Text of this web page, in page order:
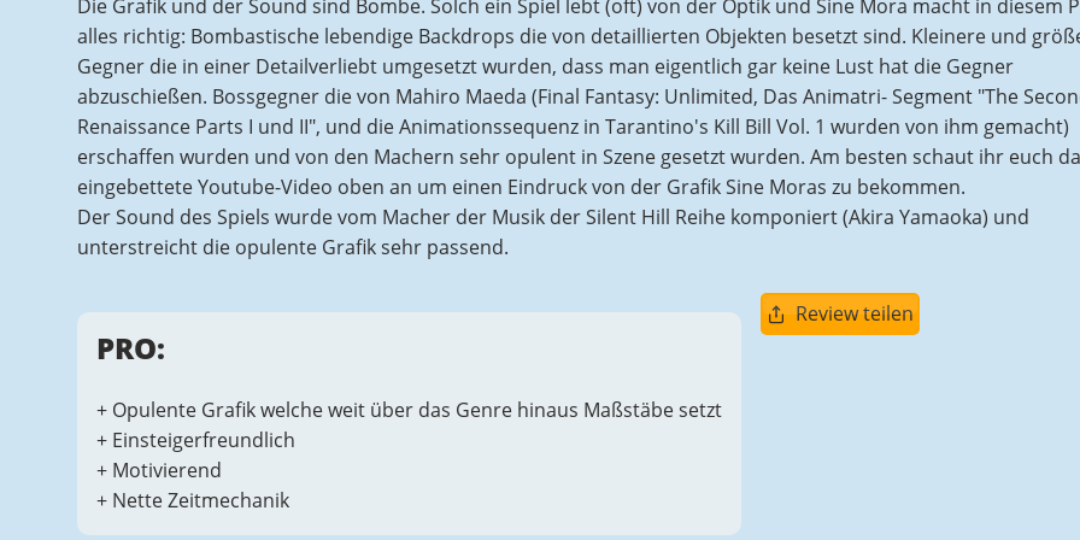
Die Grafik und der Sound sind Bombe. Solch ein Spiel lebt (oft) von der Optik und Sine Mora macht in diesem
alles richtig: Bombastische lebendige Backdrops die von detaillierten Objekten besetzt sind. Kleinere und
Gegner die in einer Detailverliebt umgesetzt wurden, dass man eigentlich gar keine Lust hat die Gegner
abzuschießen. Bossgegner die von Mahiro Maeda (Final Fantasy: Unlimited, Das Animatri- Segment "The
Renaissance Parts I und II", und die Animationssequenz in Tarantino's Kill Bill Vol. 1 wurden von ihm gemacht)
erschaffen wurden und von den Machern sehr opulent in Szene gesetzt wurden. Am besten schaut ihr euch
eingebettete Youtube-Video oben an um einen Eindruck von der Grafik Sine Moras zu bekommen.
Der Sound des Spiels wurde vom Macher der Musik der Silent Hill Reihe komponiert (Akira Yamaoka) und
unterstreicht die opulente Grafik sehr passend.
PRO:
+ Opulente Grafik welche weit über das Genre hinaus Maßstäbe setzt
+ Einsteigerfreundlich
+ Motivierend
+ Nette Zeitmechanik
Review teilen